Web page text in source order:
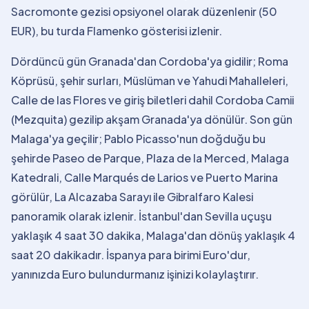
Sacromonte gezisi opsiyonel olarak düzenlenir (50
EUR), bu turda Flamenko gösterisi izlenir.
Dördüncü gün Granada'dan Cordoba'ya gidilir; Roma
Köprüsü, şehir surları, Müslüman ve Yahudi Mahalleleri,
Calle de las Flores ve giriş biletleri dahil Cordoba Camii
(Mezquita) gezilip akşam Granada'ya dönülür. Son gün
Malaga'ya geçilir; Pablo Picasso'nun doğduğu bu
şehirde Paseo de Parque, Plaza de la Merced, Malaga
Katedrali, Calle Marqués de Larios ve Puerto Marina
görülür, La Alcazaba Sarayı ile Gibralfaro Kalesi
panoramik olarak izlenir. İstanbul'dan Sevilla uçuşu
yaklaşık 4 saat 30 dakika, Malaga'dan dönüş yaklaşık 4
saat 20 dakikadır. İspanya para birimi Euro'dur,
yanınızda Euro bulundurmanız işinizi kolaylaştırır.